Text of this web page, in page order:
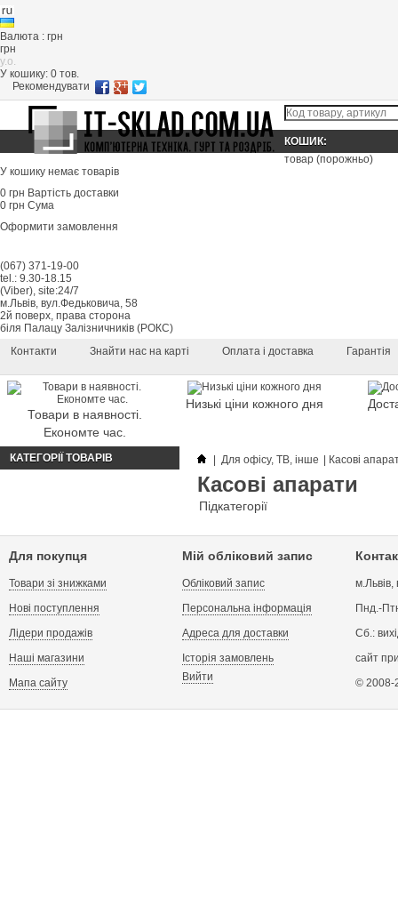
Валюта : грн
грн
y.o.
У кошику: 0 тов.
Рекомендувати
КОШИК:
товар (порожньо)
У кошику немає товарів
0 грн Вартість доставки
0 грн Сума
Оформити замовлення
(067) 371-19-00
tel.: 9.30-18.15
(Viber), site:24/7
м.Львів, вул.Федьковича, 58
2й поверх, права сторона
біля Палацу Залізничників (РОКС)
Контакти
Знайти нас на карті Оплата і доставка Гарантія
Товари в наявності.
Економте час.
Низькі ціни кожного дня
КАТЕГОРІЇ ТОВАРІВ Для офісу, ТВ, інше Касові
Касові апарати
Підкатегорії
Для покупця
Товари зі знижками
Нові поступлення
Лідери продажів
Наші магазини
Мапа сайту
Мій обліковий запис
Обліковий запис
Персональна інформація
Адреса для доставки
Історія замовлень
Вийти
Пнд.-
Сб.:
сайт
© 2008-